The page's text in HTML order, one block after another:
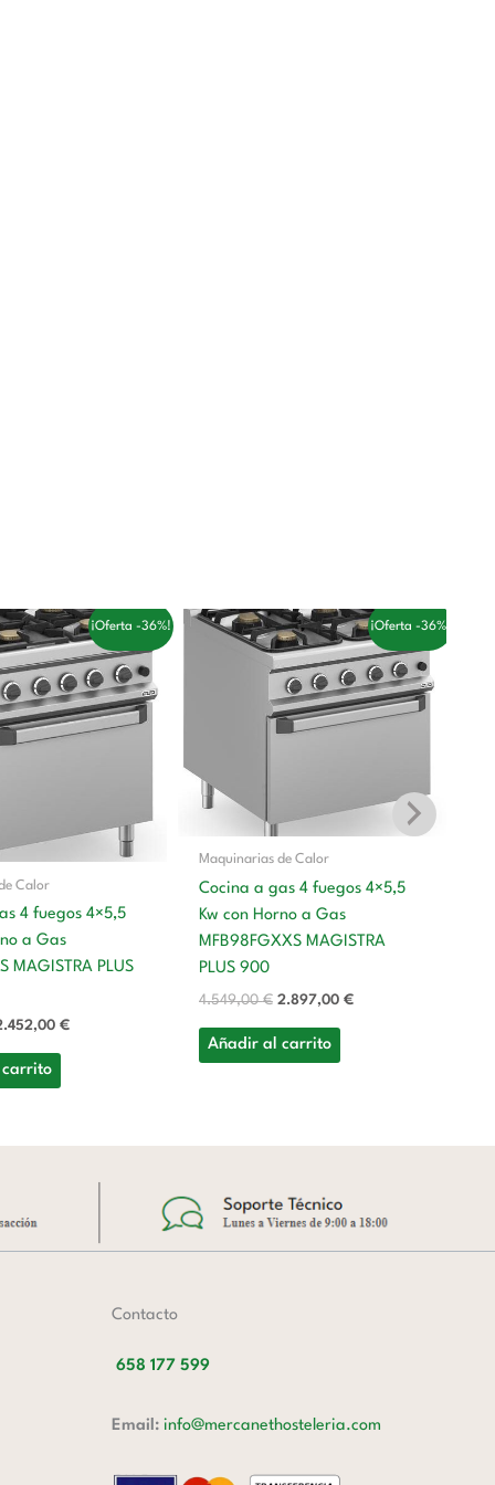
¡Oferta -36%!
Calor
4 fuegos 4×5,5
a Gas
MAGISTRA PLUS
€.
€
El
precio
actual
es:
2.452,00 €.
¡Oferta -36%!
Maquinarias de Calor
Cocina a gas 4 fuegos 4×5,5
Kw con Horno a Gas
MFB98FGXXS MAGISTRA
PLUS 900
4.549,00€
El
precio
original
era:
4.549,00 €.
2.897,00 €
El
precio
actual
es:
2.897,00 €.
Añadir al carrito
Contacto
658 177 599
Email: info@mercanethosteleria.com